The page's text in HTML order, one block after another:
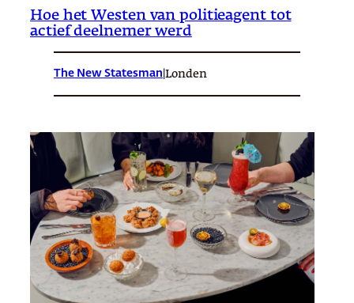
Hoe het Westen van politieagent tot
actief deelnemer werd
The New Statesman Londen